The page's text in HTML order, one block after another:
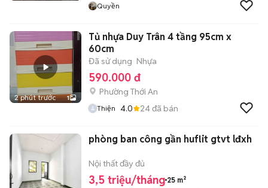
Quyền
2 phút trước 1
Tủ nhựa Duy Trân 4 tầng 95cm x
60cm
Đã sử dụng Nhựa
590.000 đ
Phường Thới An
Thiện 4.0 24đã bán
phòng ban công gần huflit gtvt lđxh
Nội thất đầy đủ
3,5 triệu/tháng 25 m²